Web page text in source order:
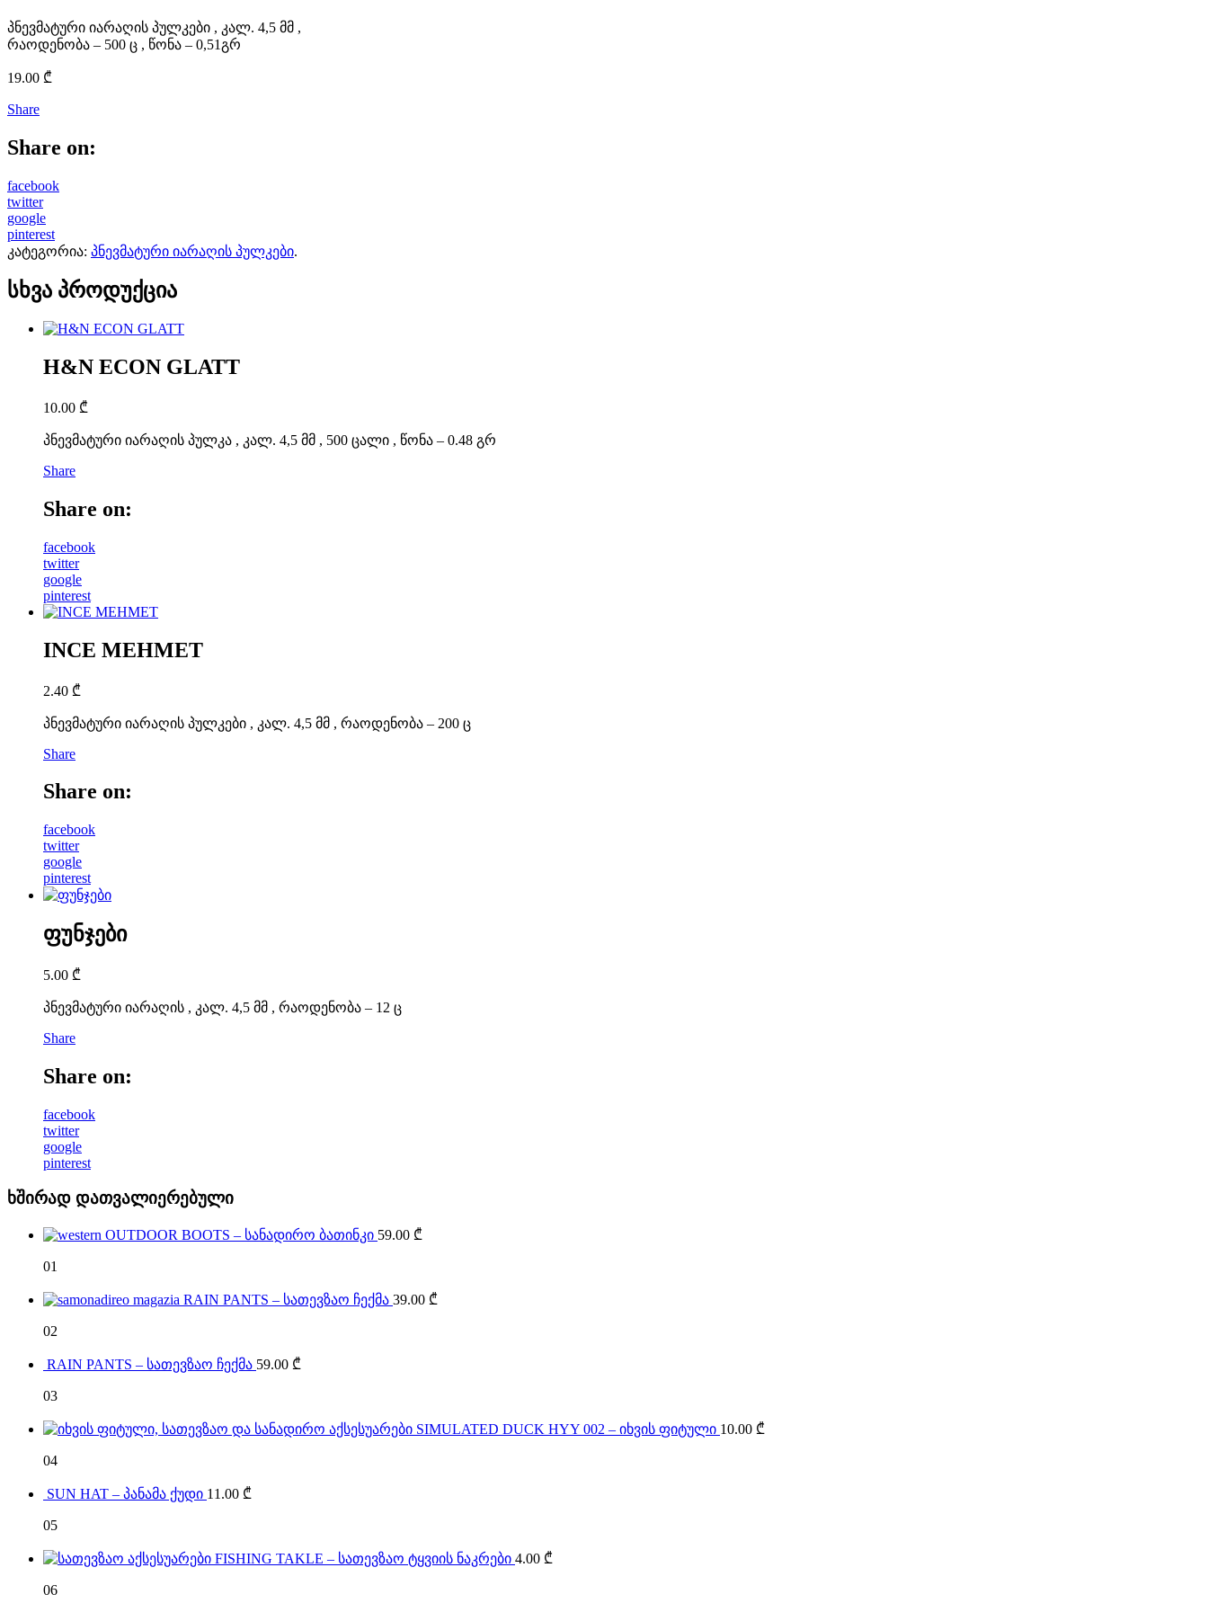
პნევმატური იარაღის პულკები , კალ. 4,5 მმ ,
რაოდენობა – 500 ც , წონა – 0,51გრ
19.00 ₾
Share
Share on:
facebook
twitter
google
pinterest
კატეგორია: პნევმატური იარაღის პულკები.
სხვა პროდუქცია
H&N ECON GLATT
10.00 ₾
პნევმატური იარაღის პულკა , კალ. 4,5 მმ , 500 ცალი , წონა – 0.48 გრ
Share
Share on:
facebook
twitter
google
pinterest
INCE MEHMET
2.40 ₾
პნევმატური იარაღის პულკები , კალ. 4,5 მმ , რაოდენობა – 200 ც
Share
Share on:
facebook
twitter
google
pinterest
ფუნჯები
5.00 ₾
პნევმატური იარაღის , კალ. 4,5 მმ , რაოდენობა – 12 ც
Share
Share on:
facebook
twitter
google
pinterest
ხშირად დათვალიერებული
OUTDOOR BOOTS – სანადირო ბათინკი 59.00 ₾
01
RAIN PANTS – სათევზაო ჩექმა 39.00 ₾
02
RAIN PANTS – სათევზაო ჩექმა 59.00 ₾
03
SIMULATED DUCK HYY 002 – იხვის ფიტული 10.00 ₾
04
SUN HAT – პანამა ქუდი 11.00 ₾
05
FISHING TAKLE – სათევზაო ტყვიის ნაკრები 4.00 ₾
06